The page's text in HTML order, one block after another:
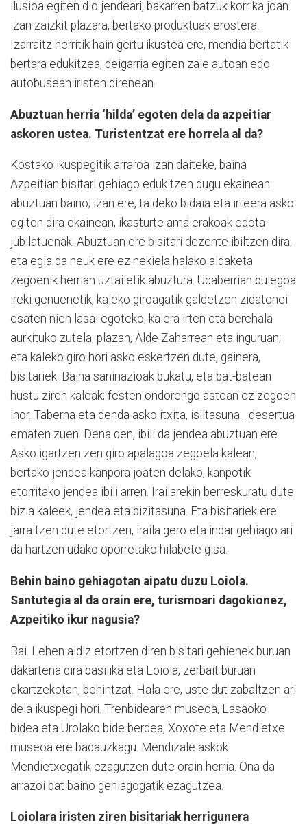
ilusioa egiten dio jendeari, bakarren batzuk korrika joan
izan zaizkit plazara, bertako produktuak erostera.
Izarraitz herritik hain gertu ikustea ere, mendia bertatik
bertara edukitzea, deigarria egiten zaie autoan edo
autobusean iristen direnean.
Abuztuan herria ‘hilda’ egoten dela da azpeitiar
askoren ustea. Turistentzat ere horrela al da?
Kostako ikuspegitik arraroa izan daiteke, baina
Azpeitian bisitari gehiago edukitzen dugu ekainean
abuztuan baino; izan ere, taldeko bidaia eta irteera asko
egiten dira ekainean, ikasturte amaierakoak edota
jubilatuenak. Abuztuan ere bisitari dezente ibiltzen dira,
eta egia da neuk ere ez nekiela halako aldaketa
zegoenik herrian uztailetik abuztura. Udaberrian bulegoa
ireki genuenetik, kaleko giroagatik galdetzen zidatenei
esaten nien lasai egoteko, kalera irten eta berehala
aurkituko zutela, plazan, Alde Zaharrean eta inguruan;
eta kaleko giro hori asko eskertzen dute, gainera,
bisitariek. Baina saninazioak bukatu, eta bat-batean
hustu ziren kaleak; festen ondorengo astean ez zegoen
inor. Taberna eta denda asko itxita, isiltasuna... desertua
ematen zuen. Dena den, ibili da jendea abuztuan ere.
Asko igartzen zen giro apalagoa zegoela kalean,
bertako jendea kanpora joaten delako, kanpotik
etorritako jendea ibili arren. Irailarekin berreskuratu dute
bizia kaleek, jendea eta bizitasuna. Eta bisitariek ere
jarraitzen dute etortzen, iraila gero eta indar gehiago ari
da hartzen udako oporretako hilabete gisa.
Behin baino gehiagotan aipatu duzu Loiola.
Santutegia al da orain ere, turismoari dagokionez,
Azpeitiko ikur nagusia?
Bai. Lehen aldiz etortzen diren bisitari gehienek buruan
dakartena dira basilika eta Loiola, zerbait buruan
ekartzekotan, behintzat. Hala ere, uste dut zabaltzen ari
dela ikuspegi hori. Trenbidearen museoa, Lasaoko
bidea eta Urolako bide berdea, Xoxote eta Mendietxe
museoa ere badauzkagu. Mendizale askok
Mendietxegatik ezagutzen dute orain herria. Ona da
arrazoi bat baino gehiagogatik ezagutzea.
Loiolara iristen ziren bisitariak herrigunera